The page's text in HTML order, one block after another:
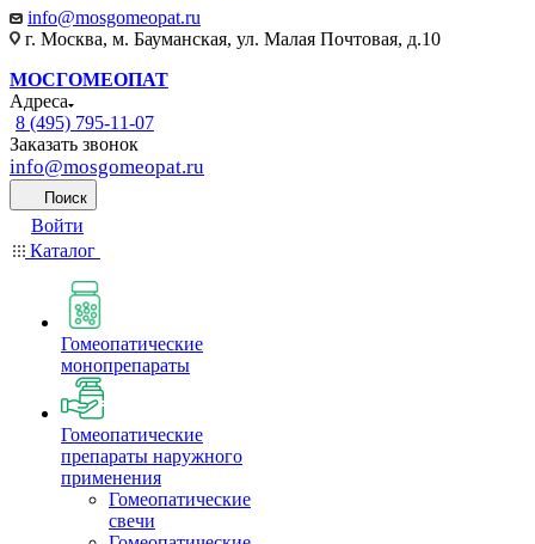
info@mosgomeopat.ru
г. Москва, м. Бауманская, ул. Малая Почтовая, д.10
МОСГОМЕОПАТ
Адреса
8 (495) 795-11-07
Заказать звонок
info@mosgomeopat.ru
Поиск
Войти
Каталог
Гомеопатические
монопрепараты
Гомеопатические
препараты наружного
применения
Гомеопатические
свечи